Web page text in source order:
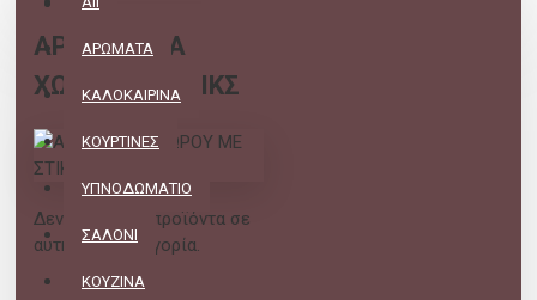
ΑΡΩΜΑΤΑ
ΚΑΛΟΚΑΙΡΙΝΑ
ΚΟΥΡΤΙΝΕΣ
ΥΠΝΟΔΩΜΑΤΙΟ
ΣΑΛΟΝΙ
ΚΟΥΖΙΝΑ
ΑΡΩΜΑΤΙΚΑ
ΧΩΡΟΥ ΜΕ ΣΤΙΚΣ
Δεν υπάρχουν προϊόντα σε
αυτήν την κατηγορία.